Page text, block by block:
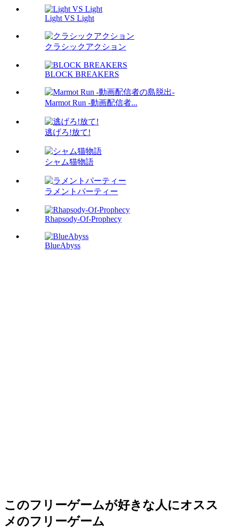
Light VS Light
クラシックアクション
BLOCK BREAKERS
Marmot Run -動画配信者...
逃げろ!放て!
シャム猫物語
ラメントパーティー
Rhapsody-Of-Prophecy
BlueAbyss
このフリーゲームが好きな人にオスス
メのフリーゲーム